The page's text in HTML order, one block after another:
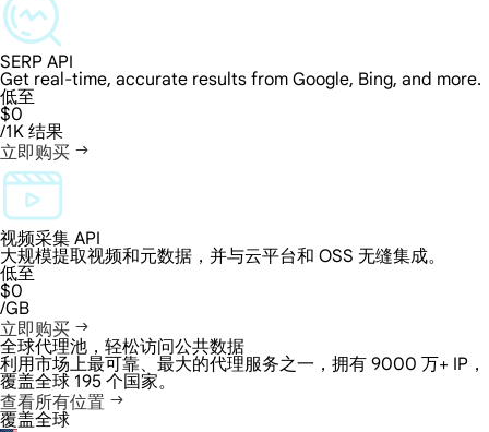
SERP API
Get real-time, accurate results from Google, Bing, and more.
低至
$0
/1K 结果
立即购买
视频采集 API
大规模提取视频和元数据，并与云平台和 OSS 无缝集成。
低至
$0
/GB
立即购买
全球代理池，轻松访问公共数据
利用市场上最可靠、最大的代理服务之一，拥有 9000 万+ IP，
覆盖全球 195 个国家。
查看所有位置
覆盖全球